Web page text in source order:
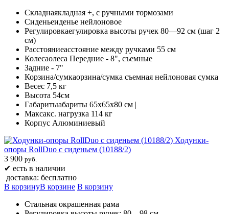
Складнаякладная +, с ручными тормозами
Сиденьеиденье нейлоновое
Регулировкаегулировка высоты ручек 80—92 см (шаг 2
см)
Расстояниеасстояние между ручками 55 см
Колесаолеса Передние - 8", съемные
Задние - 7"
Корзина/сумкаорзина/сумка съемная нейлоновая сумка
Весес 7,5 кг
Высота 54см
Габаритыабариты 65х65х80 см |
Максакс. нагрузка 114 кг
Корпус Алюминиевый
Ходунки-
опоры RollDuo с сиденьем (10188/2)
3 900 руб.
✔ есть в наличии
доставка: бесплатно
В корзинуВ корзине В корзину
Стальная окрашенная рама